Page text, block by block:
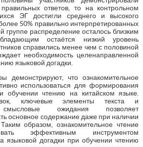
ответов, то на контрольном
ЭГ достигли среднего и высокого
50% правильно интерпретированных
группе распределение осталось близким
остаётся низкий уровень
справились менее чем с половиной
необходимость целенаправленной
языковой догадки.
демонстрируют, что ознакомительное
использоваться для формирования
обучении чтению на китайском языке.
ключевые элементы текста и
смысловые ожидания позволяет
основное содержание даже при наличии
образом, ознакомительное чтение
эффективным инструментом
языковой догадки при обучении чтению